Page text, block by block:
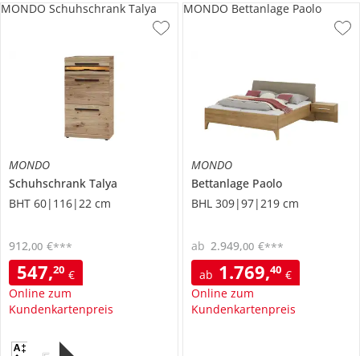
MONDO
Schuhschrank Talya
BHT 60|116|22 cm
547,20 €
Online zum
Kundenkartenpreis
912,00 €***
MONDO Schuhschrank Talya
MONDO
Bettanlage Paolo
BHL 309|97|219 cm
ab 1.769,40 €
Online zum
Kundenkartenpreis
ab 2.949,00 €***
MONDO Bettanlage Paolo